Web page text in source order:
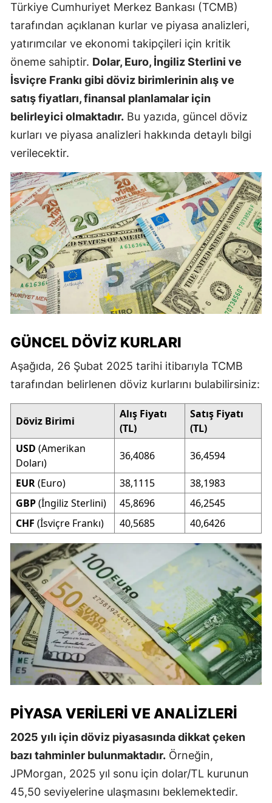
Türkiye Cumhuriyet Merkez Bankası (TCMB)
tarafından açıklanan kurlar ve piyasa analizleri,
yatırımcılar ve ekonomi takipçileri için kritik
öneme sahiptir. Dolar, Euro, İngiliz Sterlini ve
İsviçre Frankı gibi döviz birimlerinin alış ve
satış fiyatları, finansal planlamalar için
belirleyici olmaktadır. Bu yazıda, güncel döviz
kurları ve piyasa analizleri hakkında detaylı bilgi
verilecektir.
GÜNCEL DÖVIZ KURLARI
Aşağıda, 26 Şubat 2025 tarihi itibarıyla TCMB
tarafından belirlenen döviz kurlarını bulabilirsiniz:
Döviz Birimi
Alış Fiyatı
(TL)
Satış Fiyatı
(TL)
USD (Amerikan
Doları)
36,4086 36,4594
EUR(Euro) 38,1115
38,1983
GBP(İngiliz Sterlini) 45,8696
46,2545
CHF (İsviçre Frankı) 40,5685 40,6426
PIYASA VERILERI VE ANALIZLERI
2025 yılı için döviz piyasasında dikkat çeken
bazı tahminler bulunmaktadır. Örneğin,
JPMorgan, 2025 yıl sonu için dolar/TL kurunun
45,50 seviyelerine ulaşmasını beklemektedir.